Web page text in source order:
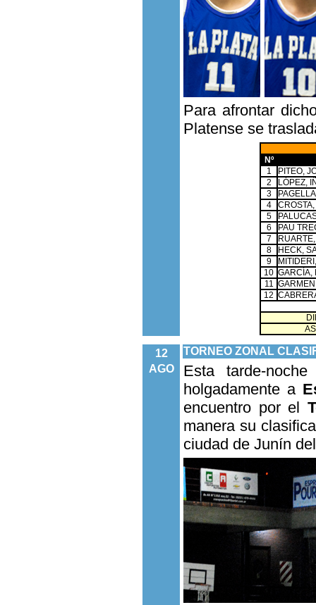
Para afrontar
Platense se
Nº
1
PITEO,
2
LÓPEZ,
3
4
5
6
PAU
7
8
HECK,
9
10 GARCÍA,
11
12
12
AGO
TORNEO ZONAL
Esta tarde-
holgadamente a
encuentro por el
manera su
ciudad de Junín